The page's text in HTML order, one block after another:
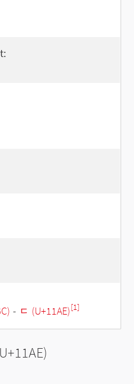
- ᆮ (U+11AE)[1]